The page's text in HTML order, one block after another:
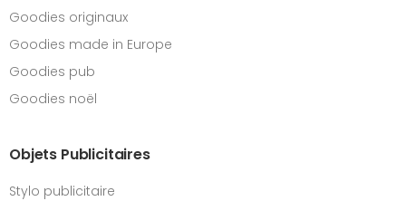
Goodies originaux
Goodies made in Europe
Goodies pub
Goodies noël
Objets Publicitaires
Stylo publicitaire